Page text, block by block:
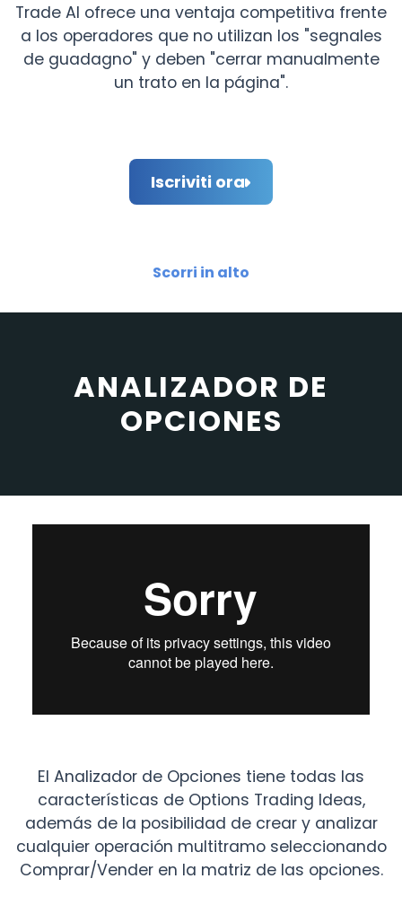
Trade AI ofrece una ventaja competitiva frente
a los operadores que no utilizan los "segnales
de guadagno" y deben "cerrar manualmente
un trato en la página".
Iscriviti ora
Scorri in alto
ANALIZADOR DE
OPCIONES
El Analizador de Opciones tiene todas las
características de Options Trading Ideas,
además de la posibilidad de crear y analizar
cualquier operación multitramo seleccionando
Comprar/Vender en la matriz de las opciones.